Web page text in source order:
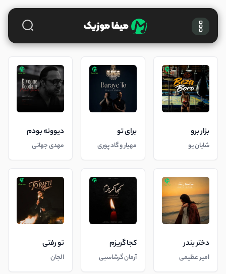
بزار برو
شایان یو
برای تو
مهیار و گاد پوری
دیوونه بودم
مهدی جهانی
دختر بندر
امیر عظیمی
کجا گریزم
آرمان گرشاسبی
تو رفتی
الجان